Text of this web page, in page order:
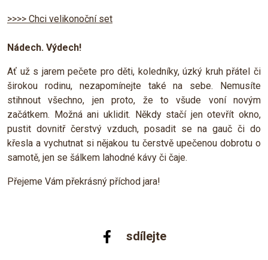
>>>> Chci velikonoční set
Nádech. Výdech!
Ať už s jarem pečete pro děti, koledníky, úzký kruh přátel či
širokou rodinu, nezapomínejte také na sebe. Nemusíte
stihnout všechno, jen proto, že to všude voní novým
začátkem. Možná ani uklidit. Někdy stačí jen otevřít okno,
pustit dovnitř čerstvý vzduch, posadit se na gauč či do
křesla a vychutnat si nějakou tu čerstvě upečenou dobrotu o
samotě, jen se šálkem lahodné kávy či čaje.
Přejeme Vám překrásný příchod jara!
sdílejte